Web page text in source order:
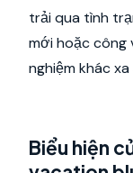
trải qua tình
mới hoặc công
nghiệm khác
Biểu hiện